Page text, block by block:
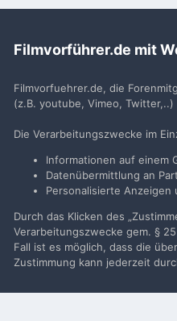
Neues
Filmvorführer.de via
Filmvorführer.de mit
Filmvorfuehrer.de, die
(z.B. youtube, Vimeo,
Die Verarbeitungszwecke im
Informationen auf einem
Datenübermittlung an
Personalisierte
Durch das Klicken des
Verarbeitungszwecke gem. §
Fall ist es möglich, dass die
Zustimmung kann jederzeit